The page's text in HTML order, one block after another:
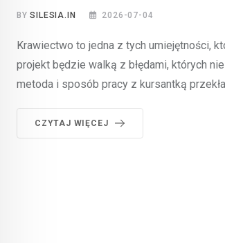
BYSILESIA.IN 2026-07-04
Krawiectwo to jedna z tych umiejętności,
projekt będzie walką z błędami, których
metoda i sposób pracy z kursantką
CZYTAJ WIĘCEJ